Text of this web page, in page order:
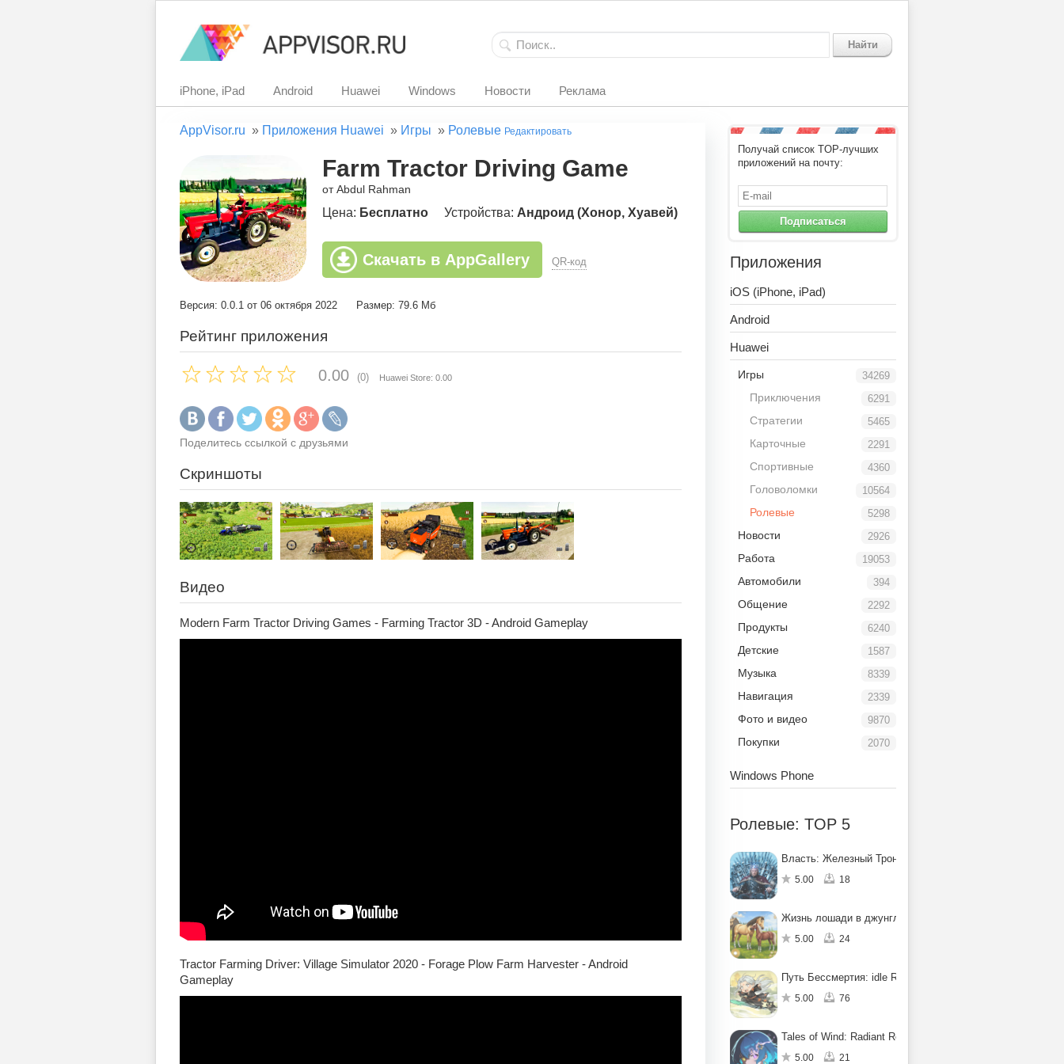
Найти
iPhone, iPad Android Huawei Windows Новости Реклама
AppVisor.ru » Приложения Huawei » Игры » Ролевые Редактировать
Farm Tractor Driving Game
от Abdul Rahman
Цена: Бесплатно Устройства: Андроид (Хонор, Хуавей)
Скачать в AppGallery QR-код
Версия: 0.0.1 от 06 октября 2022 Размер: 79.6 Мб
Рейтинг приложения
0.00 (0) Huawei Store: 0.00
Поделитесь ссылкой с друзьями
Скриншоты
Видео
Modern Farm Tractor Driving Games - Farming Tractor 3D - Android Gameplay
Tractor Farming Driver: Village Simulator 2020 - Forage Plow Farm Harvester - Android
Gameplay
Получай список TOP-лучших
приложений на почту:
Подписаться
Приложения
iOS (iPhone, iPad)
Android
Huawei
34269
Игры
6291
Приключения
5465
Стратегии
2291
Карточные
4360
Спортивные
10564
Головоломки
5298
Ролевые
2926
Новости
19053
Работа
394
Автомобили
2292
Общение
6240
Продукты
1587
Детские
8339
Музыка
2339
Навигация
9870
Фото и видео
2070
Покупки
Windows Phone
Ролевые: TOP 5
Власть: Железный Трон
5.00 18
Жизнь лошади в джунглях: квест
5.00 24
Путь Бессмертия: idle RPG
5.00 76
Tales of Wind: Radiant Rebirth
5.00 21